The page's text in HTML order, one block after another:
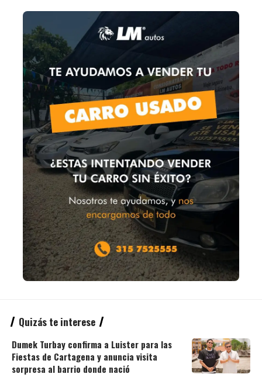
Quizás te interese
Dumek Turbay confirma a Luister para las
Fiestas de Cartagena y anuncia visita
sorpresa al barrio donde nació